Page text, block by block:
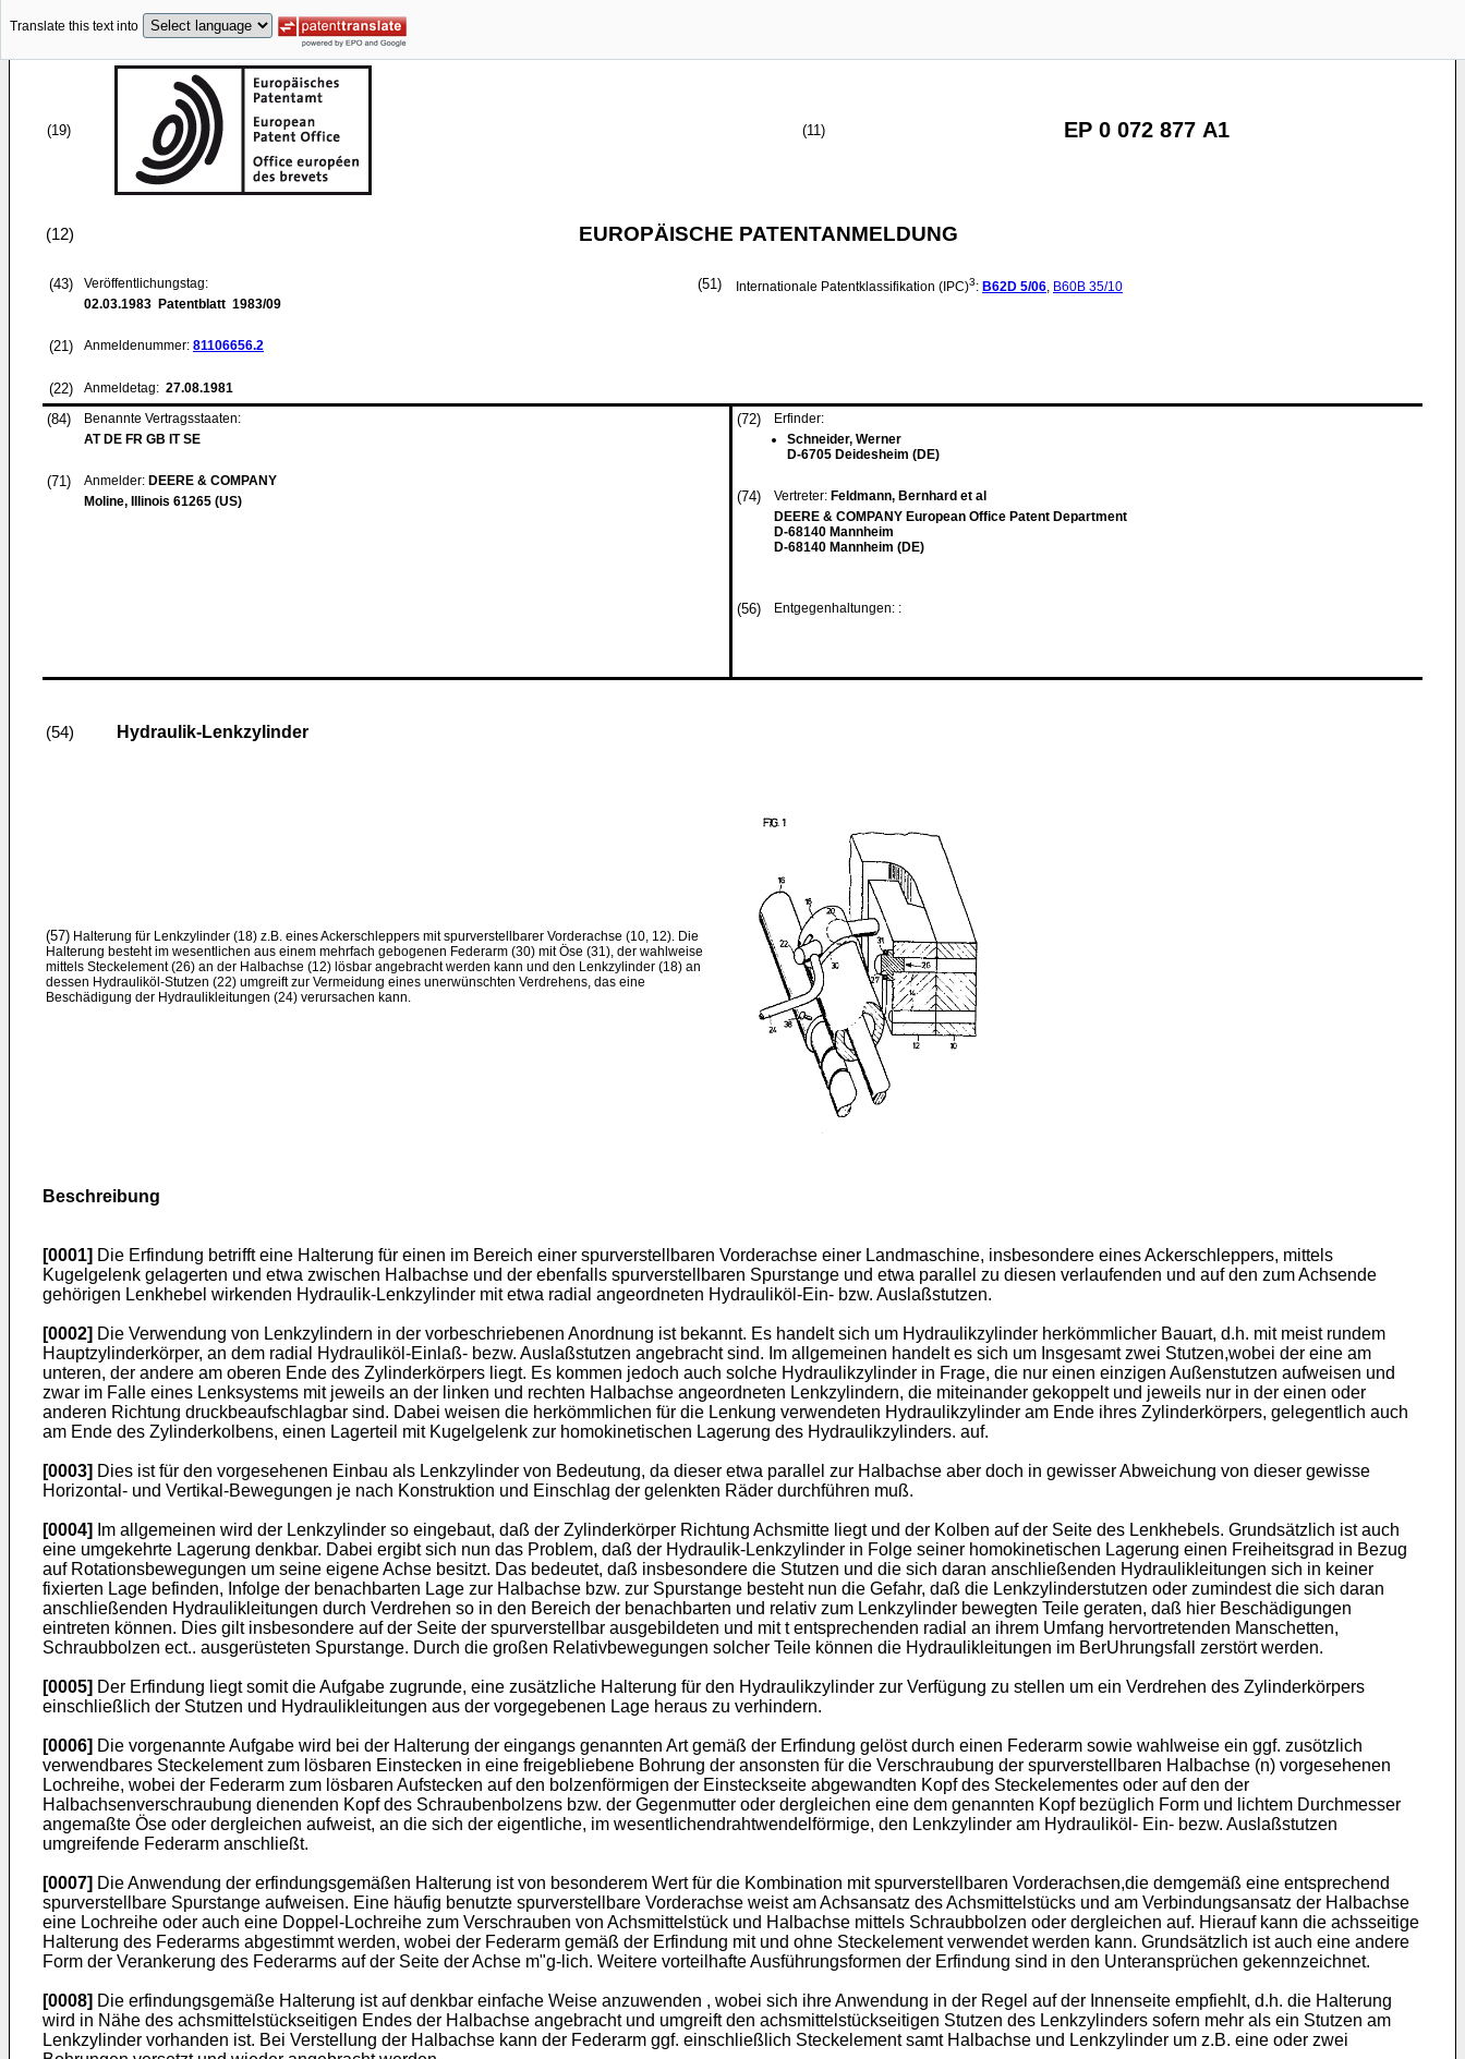
Translate this text into
(19) (11) EP 0 072 877 A1
(12) EUROPÄISCHE PATENTANMELDUNG
(43)
Veröffentlichungstag:
02.03.1983 Patentblatt 1983/09
(21) Anmeldenummer: 81106656.2
(22) Anmeldetag: 27.08.1981
(51) Internationale Patentklassifikation (IPC)3: B62D 5/06, B60B 35/10
(84)
Benannte Vertragsstaaten:
AT DE FR GB IT SE
(71) Anmelder: DEERE & COMPANY
Moline, Illinois 61265 (US)
(72)
Erfinder:
Schneider, Werner
D-6705 Deidesheim (DE)
(74) Vertreter: Feldmann, Bernhard et al
DEERE & COMPANY European Office Patent Department
D-68140 Mannheim
D-68140 Mannheim (DE)
(56) Entgegenhaltungen: :
(54) Hydraulik-Lenkzylinder
(57) Halterung für Lenkzylinder (18) z.B. eines Ackerschleppers mit spurverstellbarer Vorderachse (10, 12). Die
Halterung besteht im wesentlichen aus einem mehrfach gebogenen Federarm (30) mit Öse (31), der wahlweise
mittels Steckelement (26) an der Halbachse (12) lösbar angebracht werden kann und den Lenkzylinder (18) an
dessen Hydrauliköl-Stutzen (22) umgreift zur Vermeidung eines unerwünschten Verdrehens, das eine
Beschädigung der Hydraulikleitungen (24) verursachen kann.
Beschreibung
[0001] Die Erfindung betrifft eine Halterung für einen im Bereich einer spurverstellbaren Vorderachse einer Landmaschine, insbesondere eines Ackerschleppers, mittels
Kugelgelenk gelagerten und etwa zwischen Halbachse und der ebenfalls spurverstellbaren Spurstange und etwa parallel zu diesen verlaufenden und auf den zum Achsende
gehörigen Lenkhebel wirkenden Hydraulik-Lenkzylinder mit etwa radial angeordneten Hydrauliköl-Ein- bzw. Auslaßstutzen.
[0002] Die Verwendung von Lenkzylindern in der vorbeschriebenen Anordnung ist bekannt. Es handelt sich um Hydraulikzylinder herkömmlicher Bauart, d.h. mit meist rundem
Hauptzylinderkörper, an dem radial Hydrauliköl-Einlaß- bezw. Auslaßstutzen angebracht sind. Im allgemeinen handelt es sich um Insgesamt zwei Stutzen,wobei der eine am
unteren, der andere am oberen Ende des Zylinderkörpers liegt. Es kommen jedoch auch solche Hydraulikzylinder in Frage, die nur einen einzigen Außenstutzen aufweisen und
zwar im Falle eines Lenksystems mit jeweils an der linken und rechten Halbachse angeordneten Lenkzylindern, die miteinander gekoppelt und jeweils nur in der einen oder
anderen Richtung druckbeaufschlagbar sind. Dabei weisen die herkömmlichen für die Lenkung verwendeten Hydraulikzylinder am Ende ihres Zylinderkörpers, gelegentlich auch
am Ende des Zylinderkolbens, einen Lagerteil mit Kugelgelenk zur homokinetischen Lagerung des Hydraulikzylinders. auf.
[0003] Dies ist für den vorgesehenen Einbau als Lenkzylinder von Bedeutung, da dieser etwa parallel zur Halbachse aber doch in gewisser Abweichung von dieser gewisse
Horizontal- und Vertikal-Bewegungen je nach Konstruktion und Einschlag der gelenkten Räder durchführen muß.
[0004]
Im allgemeinen wird der Lenkzylinder so eingebaut, daß der Zylinderkörper Richtung Achsmitte liegt und der Kolben auf der Seite des Lenkhebels. Grundsätzlich ist auch
eine umgekehrte Lagerung denkbar. Dabei ergibt sich nun das Problem, daß der Hydraulik-Lenkzylinder in Folge seiner homokinetischen Lagerung einen Freiheitsgrad in Bezug
auf Rotationsbewegungen um seine eigene Achse besitzt. Das bedeutet, daß insbesondere die Stutzen und die sich daran anschließenden Hydraulikleitungen sich in keiner
fixierten Lage befinden, Infolge der benachbarten Lage zur Halbachse bzw. zur Spurstange besteht nun die Gefahr, daß die Lenkzylinderstutzen oder zumindest die sich daran
anschließenden Hydraulikleitungen durch Verdrehen so in den Bereich der benachbarten und relativ zum Lenkzylinder bewegten Teile geraten, daß hier Beschädigungen
eintreten können. Dies gilt insbesondere auf der Seite der spurverstellbar ausgebildeten und mit t entsprechenden radial an ihrem Umfang hervortretenden Manschetten,
Schraubbolzen ect.. ausgerüsteten Spurstange. Durch die großen Relativbewegungen solcher Teile können die Hydraulikleitungen im BerUhrungsfall zerstört werden.
[0005] Der Erfindung liegt somit die Aufgabe zugrunde, eine zusätzliche Halterung für den Hydraulikzylinder zur Verfügung zu stellen um ein Verdrehen des Zylinderkörpers
einschließlich der Stutzen und Hydraulikleitungen aus der vorgegebenen Lage heraus zu verhindern.
[0006] Die vorgenannte Aufgabe wird bei der Halterung der eingangs genannten Art gemäß der Erfindung gelöst durch einen Federarm sowie wahlweise ein ggf. zusötzlich
verwendbares Steckelement zum lösbaren Einstecken in eine freigebliebene Bohrung der ansonsten für die Verschraubung der spurverstellbaren Halbachse (n) vorgesehenen
Lochreihe, wobei der Federarm zum lösbaren Aufstecken auf den bolzenförmigen der Einsteckseite abgewandten Kopf des Steckelementes oder auf den der
Halbachsenverschraubung dienenden Kopf des Schraubenbolzens bzw. der Gegenmutter oder dergleichen eine dem genannten Kopf bezüglich Form und lichtem Durchmesser
angemaßte Öse oder dergleichen aufweist, an die sich der eigentliche, im wesentlichendrahtwendelförmige, den Lenkzylinder am Hydrauliköl- Ein- bezw. Auslaßstutzen
umgreifende Federarm anschließt.
[0007] Die Anwendung der erfindungsgemäßen Halterung ist von besonderem Wert für die Kombination mit spurverstellbaren Vorderachsen,die demgemäß eine entsprechend
spurverstellbare Spurstange aufweisen. Eine häufig benutzte spurverstellbare Vorderachse weist am Achsansatz des Achsmittelstücks und am Verbindungsansatz der Halbachse
eine Lochreihe oder auch eine Doppel-Lochreihe zum Verschrauben von Achsmittelstück und Halbachse mittels Schraubbolzen oder dergleichen auf. Hierauf kann die achsseitige
Halterung des Federarms abgestimmt werden, wobei der Federarm gemäß der Erfindung mit und ohne Steckelement verwendet werden kann. Grundsätzlich ist auch eine andere
Form der Verankerung des Federarms auf der Seite der Achse m"g-lich. Weitere vorteilhafte Ausführungsformen der Erfindung sind in den Unteransprüchen gekennzeichnet.
[0008] Die erfindungsgemäße Halterung ist auf denkbar einfache Weise anzuwenden , wobei sich ihre Anwendung in der Regel auf der Innenseite empfiehlt, d.h. die Halterung
wird in Nähe des achsmittelstückseitigen Endes der Halbachse angebracht und umgreift den achsmittelstückseitigen Stutzen des Lenkzylinders sofern mehr als ein Stutzen am
Lenkzylinder vorhanden ist. Bei Verstellung der Halbachse kann der Federarm ggf. einschließlich Steckelement samt Halbachse und Lenkzylinder um z.B. eine oder zwei